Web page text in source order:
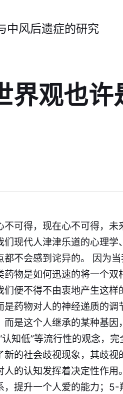
风后遗症的研究
界观也
不可得，现在心不可得，
们现代人津津乐道的心理
都不会感到诧异的。 因为
药物是如何迅速的将一个
们便不得不由衷地产生这
是药物对人的神经递质的
而是这个人继承的某种基因
认知低”等流行性的观念，
新的社会歧视现象，其歧
人的认知发挥着决定性作
，提升一个人爱的能力；